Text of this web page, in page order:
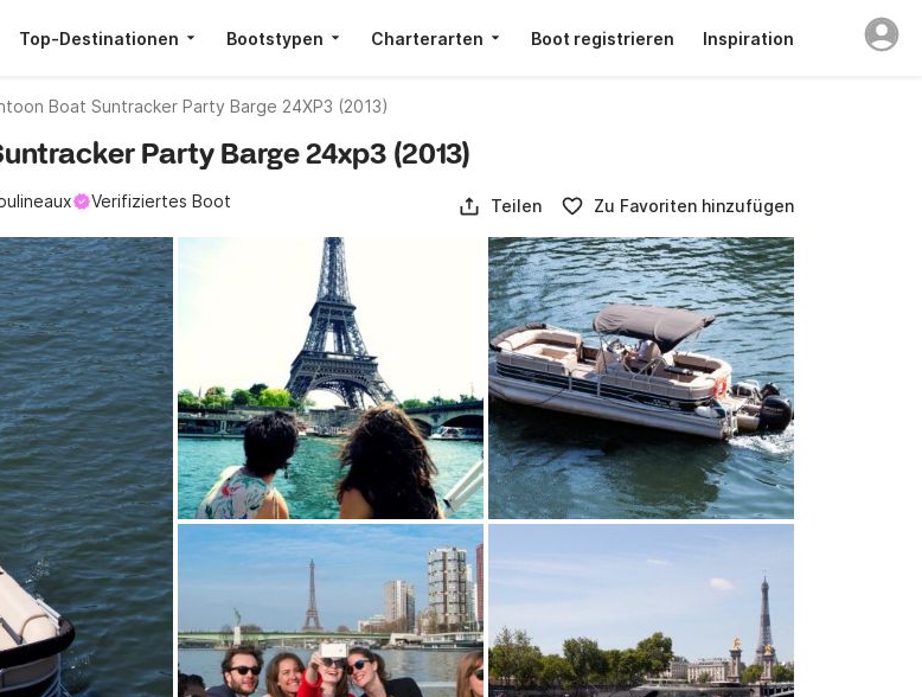
Top-Destinationen Bootstypen Charterarten Boot registrieren Inspiration
Boat Suntracker Party Barge 24XP3 (2013)
Party Barge 24xp3 (2013)
Verifiziertes Boot Teilen Zu Favoriten hinzufügen